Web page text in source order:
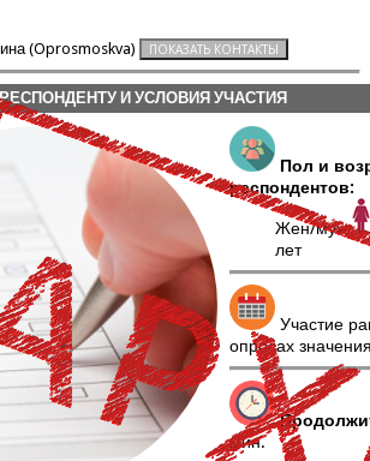
(Oprosmoskva)
И УСЛОВИЯ УЧАСТИЯ
Пол и
респондентов:
Жен/муж
лет
Участие
опросах
мин.